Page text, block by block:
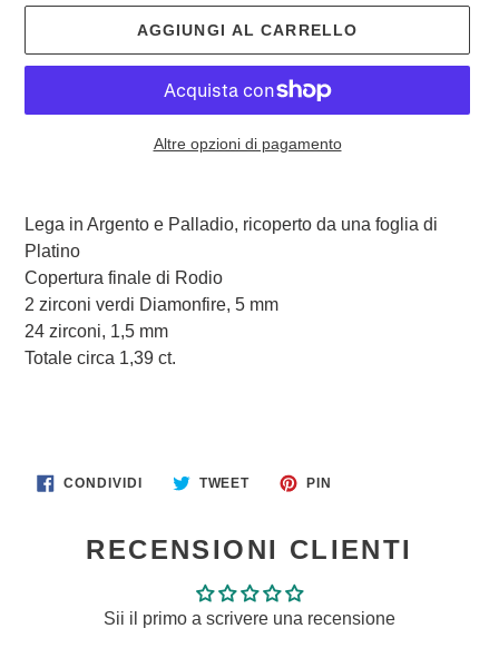
AGGIUNGI AL CARRELLO
Altre opzioni di pagamento
del
prodotto
nel
carrello
Lega in Argento e Palladio, ricoperto da una foglia di
Platino
Copertura finale di Rodio
2 zirconi verdi Diamonfire, 5 mm
24 zirconi, 1,5 mm
Totale circa 1,39 ct.
CONDIVIDI CONDIVIDITWEETTWITTA
PIN
RECENSIONI CLIENTI
Sii il primo a scrivere una recensione